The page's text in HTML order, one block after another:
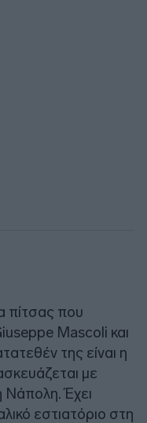
πίτσας που
Mascoli και
της είναι η
με
Έχει
εστιατόριο στη